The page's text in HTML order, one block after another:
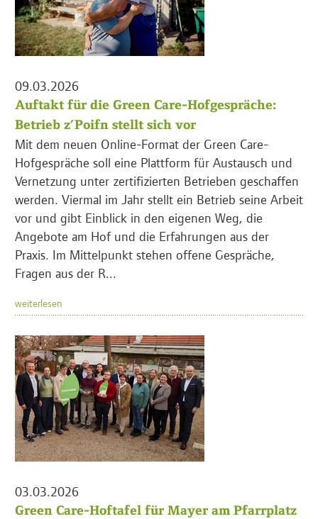
09.03.2026
Auftakt für die Green Care-Hofgespräche:
Betrieb z’Poifn stellt sich vor
Mit dem neuen Online-Format der Green Care-
Hofgespräche soll eine Plattform für Austausch und
Vernetzung unter zertifizierten Betrieben geschaffen
werden. Viermal im Jahr stellt ein Betrieb seine Arbeit
vor und gibt Einblick in den eigenen Weg, die
Angebote am Hof und die Erfahrungen aus der
Praxis. Im Mittelpunkt stehen offene Gespräche,
Fragen aus der R...
weiterlesen
03.03.2026
Green Care-Hoftafel für Mayer am Pfarrplatz